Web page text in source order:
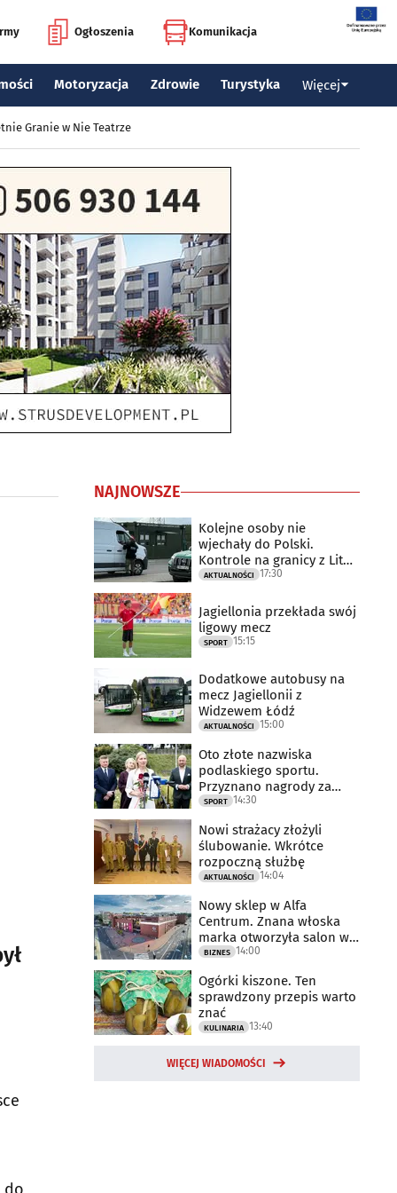
Ogłoszenia Komunikacja
Motoryzacja Zdrowie Turystyka Więcej
Granie w Nie Teatrze
NAJNOWSZE
Kolejne osoby nie
wjechały do Polski.
Kontrole na granicy z Litwą
trwają
AKTUALNOŚCI 17:30
Jagiellonia przekłada swój
ligowy mecz
SPORT 15:15
Dodatkowe autobusy na
mecz Jagiellonii z
Widzewem Łódź
AKTUALNOŚCI 15:00
Oto złote nazwiska
podlaskiego sportu.
Przyznano nagrody za
2025 rok
SPORT 14:30
Nowi strażacy złożyli
ślubowanie. Wkrótce
rozpoczną służbę
AKTUALNOŚCI 14:04
Nowy sklep w Alfa
Centrum. Znana włoska
marka otworzyła salon w
Białymstoku
BIZNES 14:00
Ogórki kiszone. Ten
sprawdzony przepis warto
znać
KULINARIA 13:40
WIĘCEJ WIADOMOŚCI